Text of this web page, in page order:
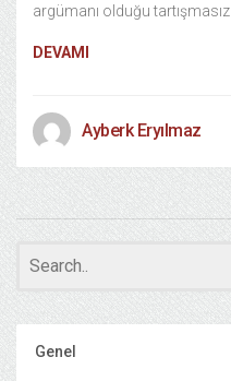
argümanı olduğu tartışmasız
DEVAMI
Ayberk Eryılmaz
Genel